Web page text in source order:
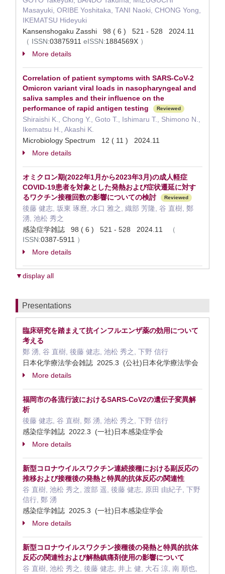
Masayuki, ORIBE Yoshitaka, TANI Naoki, CHONG Yong,
IKEMATSU Hideyuki
Kansenshogaku Zasshi 98 ( 6 ) 521 - 528 2024.11
（ ISSN:03875911 eISSN:1884569X ）
More details
Correlation of patient symptoms with SARS-CoV-2
Omicron variant viral loads in nasopharyngeal and
saliva samples and their influence on the
performance of rapid antigen testing
Reviewed
Shiraishi K., Chong Y., Goto T., Ishimaru T., Shimono N.,
Ikematsu H., Akashi K.
Microbiology Spectrum 12 ( 11 ) 2024.11
More details
オミクロン期(2022年1月から2023年3月)の成人軽症
COVID-19患者を対象とした発熱および症状遷延に対す
るワクチン接種回数の影響についての検討
Reviewed
後藤 健志, 坂東 琢麿, 水口 雅之, 織部 芳隆, 谷 直樹, 鄭
湧, 池松 秀之
感染症学雑誌 98 ( 6 ) 521 - 528 2024.11
（
ISSN:0387-5911 ）
More details
▼display all
Presentations
臨床研究を踏まえて抗インフルエンザ薬の効用について
考える
鄭 湧, 谷 直樹, 後藤 健志, 池松 秀之, 下野 信行
日本化学療法学会雑誌 2025.3 (公社)日本化学療法学会
More details
福岡市の各流行波におけるSARS-CoV2の遺伝子変異解
析
後藤 健志, 谷 直樹, 鄭 湧, 池松 秀之, 下野 信行
感染症学雑誌 2022.3 (一社)日本感染症学会
More details
新型コロナウイルスワクチン連続接種における副反応の
推移および接種後の発熱と特異的抗体反応の関連性
谷 直樹, 池松 秀之, 渡部 遥, 後藤 健志, 原田 由紀子, 下野
信行, 鄭 湧
感染症学雑誌 2025.3 (一社)日本感染症学会
More details
新型コロナウイルスワクチン接種後の発熱と特異的抗体
反応の関連性および解熱鎮痛剤使用の影響について
谷 直樹, 池松 秀之, 後藤 健志, 井上 健, 大石 涼, 南 順也,